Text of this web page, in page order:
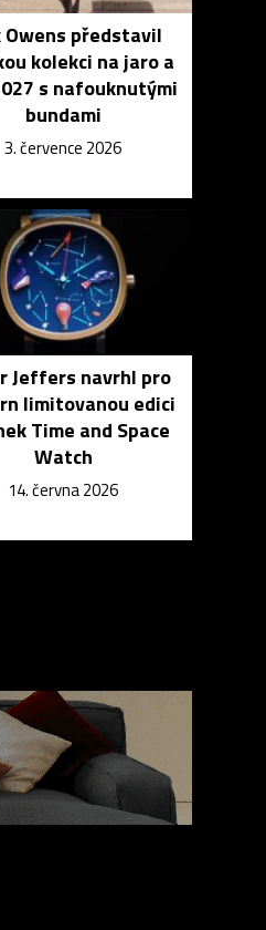
Owens představil
kolekci na jaro a
s nafouknutými
bundami
3. července 2026
Jeffers navrhl pro
limitovanou edici
Time and Space
Watch
14. června 2026